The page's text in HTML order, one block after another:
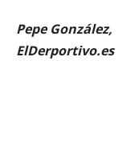
Pepe González,
ElDerportivo.es